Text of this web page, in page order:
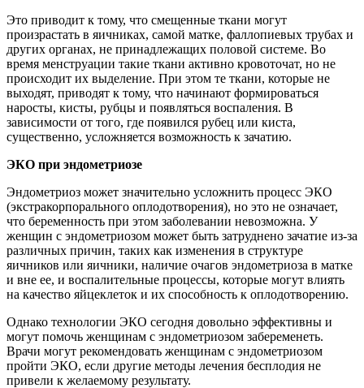
Это приводит к тому, что смещенные ткани могут
произрастать в яичниках, самой матке, фаллопиевых трубах и
других органах, не принадлежащих половой системе. Во
время менструации такие ткани активно кровоточат, но не
происходит их выделение. При этом те ткани, которые не
выходят, приводят к тому, что начинают формироваться
наросты, кисты, рубцы и появляться воспаления. В
зависимости от того, где появился рубец или киста,
существенно, усложняется возможность к зачатию.
ЭКО при эндометриозе
Эндометриоз может значительно усложнить процесс ЭКО
(экстракорпорального оплодотворения), но это не означает,
что беременность при этом заболевании невозможна. У
женщин с эндометриозом может быть затруднено зачатие из-за
различных причин, таких как изменения в структуре
яичников или яичники, наличие очагов эндометриоза в матке
и вне ее, и воспалительные процессы, которые могут влиять
на качество яйцеклеток и их способность к оплодотворению.
Однако технологии ЭКО сегодня довольно эффективны и
могут помочь женщинам с эндометриозом забеременеть.
Врачи могут рекомендовать женщинам с эндометриозом
пройти ЭКО, если другие методы лечения бесплодия не
привели к желаемому результату.